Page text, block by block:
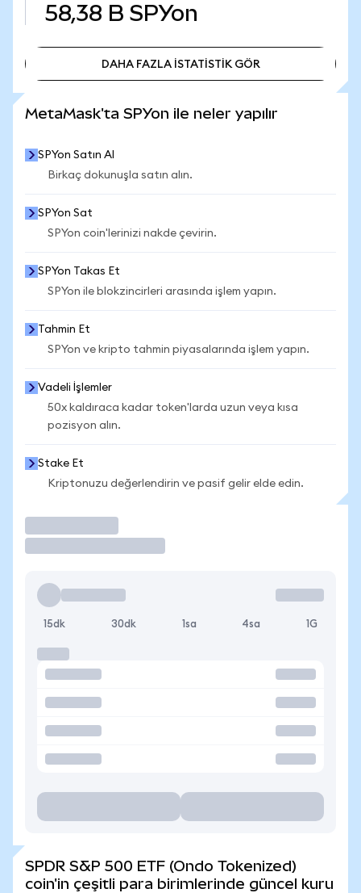
58,38 B SPYon
DAHA FAZLA İSTATİSTİK GÖR
MetaMask'ta SPYon ile neler yapılır
SPYon Satın Al
Birkaç dokunuşla satın alın.
SPYon Sat
SPYon coin'lerinizi nakde çevirin.
SPYon Takas Et
SPYon ile blokzincirleri arasında işlem yapın.
Tahmin Et
SPYon ve kripto tahmin piyasalarında işlem yapın.
Vadeli İşlemler
50x kaldıraca kadar token'larda uzun veya kısa
pozisyon alın.
Stake Et
Kriptonuzu değerlendirin ve pasif gelir elde edin.
15dk 30dk 1sa 4sa 1G
SPDR S&P 500 ETF (Ondo Tokenized)
coin'in çeşitli para birimlerinde güncel kuru